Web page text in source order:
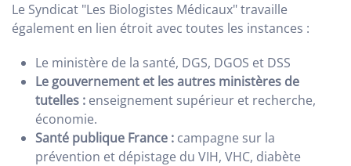
Le Syndicat "Les Biologistes Médicaux" travaille
également en lien étroit avec toutes les instances :
Le ministère de la santé, DGS, DGOS et DSS
Le gouvernement et les autres ministères de
tutelles : enseignement supérieur et recherche,
économie.
Santé publique France : campagne sur la
prévention et dépistage du VIH, VHC, diabète